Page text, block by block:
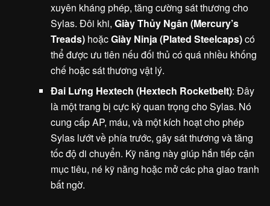
xuyên kháng phép, tăng cường sát thương cho
Sylas. Đôi khi, Giày Thủy Ngân (Mercury’s
Treads)hoặcGiày Ninja (Plated Steelcaps)có
thể được ưu tiên nếu đối thủ có quá nhiều khống
chế hoặc sát thương vật lý.
Đai Lưng Hextech (Hextech Rocketbelt): Đây
là một trang bị cực kỳ quan trọng cho Sylas. Nó
cung cấp AP, máu, và một kích hoạt cho phép
Sylas lướt về phía trước, gây sát thương và tăng
tốc độ di chuyển. Kỹ năng này giúp hắn tiếp cận
mục tiêu, né kỹ năng hoặc mở các pha giao tranh
bất ngờ.